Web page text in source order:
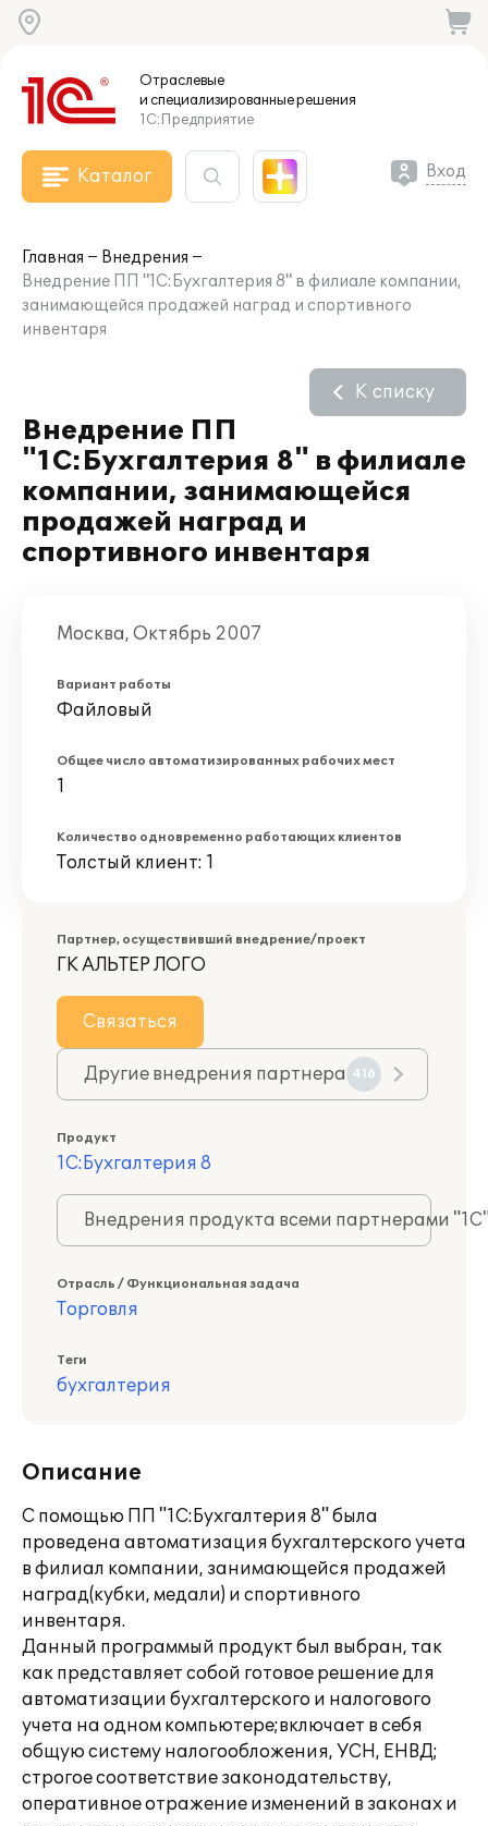
Отраслевые
и специализированныерешения
1С:Предприятие
Каталог Вход
Главная
Внедрения
Внедрение ПП "1С:Бухгалтерия 8" в филиале компании,
занимающейся продажей наград и спортивного
инвентаря
Внедрение ПП
"1С:Бухгалтерия 8" в филиале
компании, занимающейся
продажей наград и
спортивного инвентаря
К списку
Москва, Октябрь 2007
Вариант работы
Файловый
Общее число автоматизированных рабочих мест
1
Количество одновременно работающих клиентов
Толстый клиент: 1
Партнер, осуществивший внедрение/проект
ГК АЛЬТЕР ЛОГО
Связаться
Другие внедрения партнера 416
Продукт
1С:Бухгалтерия 8
Внедрения продукта всеми партнерами
Отрасль / Функциональная задача
Торговля
Теги
бухгалтерия
Описание
С помощью ПП "1С:Бухгалтерия 8" была
проведена автоматизация бухгалтерского учета
в филиал компании, занимающейся продажей
наград(кубки, медали) и спортивного
инвентаря.
Данный программый продукт был выбран, так
как представляет собой готовое решение для
автоматизации бухгалтерского и налогового
учета на одном компьютере;включает в себя
общую систему налогообложения, УСН, ЕНВД;
строгое соответствие законодательству,
оперативное отражение изменений в законах и